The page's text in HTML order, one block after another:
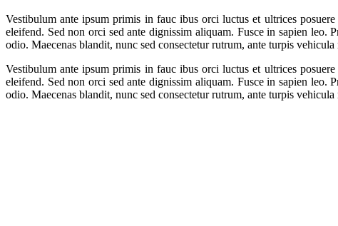
Vestibulum ante ipsum primis in fauc ibus orci luctus et ultrices
eleifend. Sed non orci sed ante dignissim aliquam. Fusce in sapien leo.
odio. Maecenas blandit, nunc sed consectetur rutrum, ante turpis
Vestibulum ante ipsum primis in fauc ibus orci luctus et ultrices
eleifend. Sed non orci sed ante dignissim aliquam. Fusce in sapien leo.
odio. Maecenas blandit, nunc sed consectetur rutrum, ante turpis